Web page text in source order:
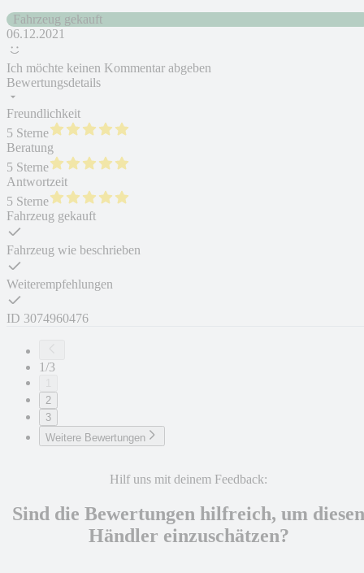
Fahrzeug gekauft
06.12.2021
Ich möchte keinen Kommentar abgeben
Bewertungsdetails
Freundlichkeit
5 Sterne
Beratung
5 Sterne
Antwortzeit
5 Sterne
Fahrzeug gekauft
Fahrzeug wie beschrieben
Weiterempfehlungen
ID 3074960476
1/3
2
3
Weitere Bewertungen
Hilf uns mit deinem Feedback:
Sind die Bewertungen hilfreich, um diesen
Händler einzuschätzen?